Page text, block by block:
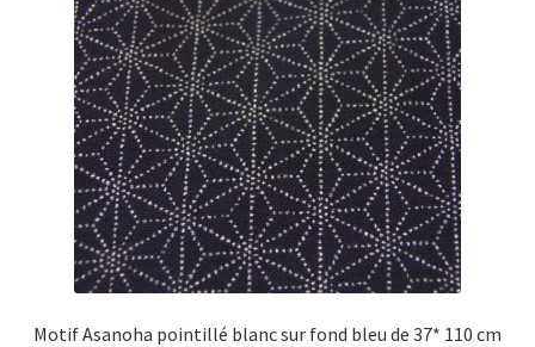
Motif Asanoha pointillé blanc sur fond bleu de 37* 110 cm